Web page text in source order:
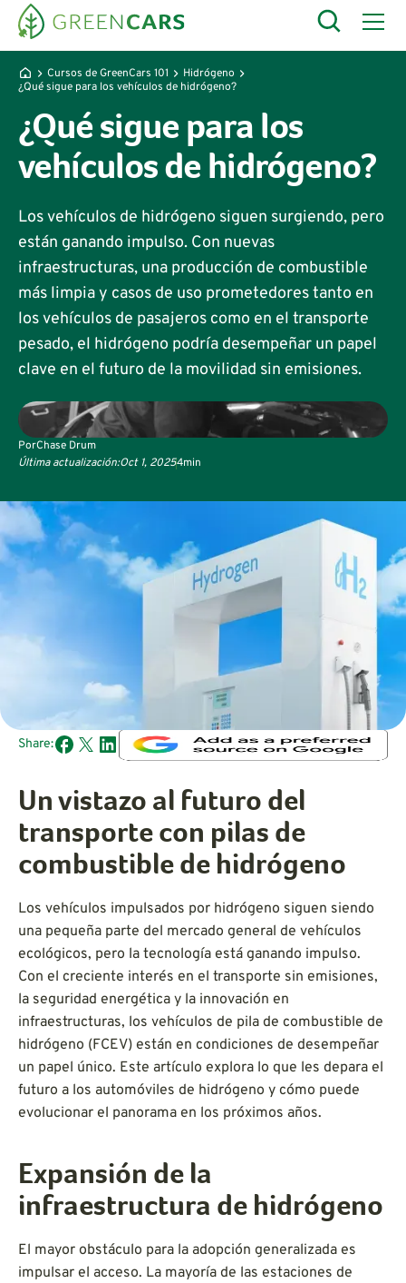
Cursos de GreenCars 101
Hidrógeno
¿Qué sigue para los vehículos de hidrógeno?
¿Qué sigue para los
vehículos de hidrógeno?
Los vehículos de hidrógeno siguen surgiendo, pero
están ganando impulso. Con nuevas
infraestructuras, una producción de combustible
más limpia y casos de uso prometedores tanto en
los vehículos de pasajeros como en el transporte
pesado, el hidrógeno podría desempeñar un papel
clave en el futuro de la movilidad sin emisiones.
PorChase Drum
Última actualización:Oct 1, 20254min
Share:
Un vistazo al futuro del
transporte con pilas de
combustible de hidrógeno
Los vehículos impulsados por hidrógeno siguen siendo
una pequeña parte del mercado general de vehículos
ecológicos, pero la tecnología está ganando impulso.
Con el creciente interés en el transporte sin emisiones,
la seguridad energética y la innovación en
infraestructuras, los vehículos de pila de combustible de
hidrógeno (FCEV) están en condiciones de desempeñar
un papel único. Este artículo explora lo que les depara el
futuro a los automóviles de hidrógeno y cómo puede
evolucionar el panorama en los próximos años.
Expansión de la
infraestructura de hidrógeno
El mayor obstáculo para la adopción generalizada es
impulsar el acceso. La mayoría de las estaciones de